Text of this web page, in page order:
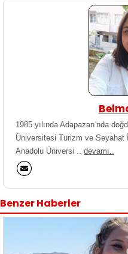
1985 yılında Adapazarı'nda
Üniversitesi Turizm ve Seyahat
Anadolu Üniversi .. devamı..
Benzer Haberler